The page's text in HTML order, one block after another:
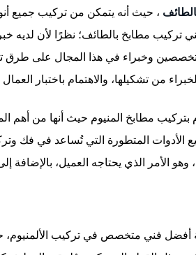
، حيث أنه يتمكن من تركيب جميع
تركيب مطابخ بالطائف؛ نظرًا لأن لديه
وخبراء في هذا المجال على طرق
من تشكيلها، والاهتمام باختبار
مطابخ المنيوم حيث أنها من أهم
الأدوات المتطورة التي تُساعد في
وهو الأمر الذي يحتاجه العميل،
أفضل فني متخصص في تركيب الألمنيوم،